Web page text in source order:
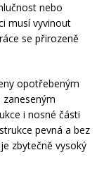
nebo
musí vyvinout
se přirozeně
opotřebeným
i nosné části
pevná a bez
zbytečně vysoký